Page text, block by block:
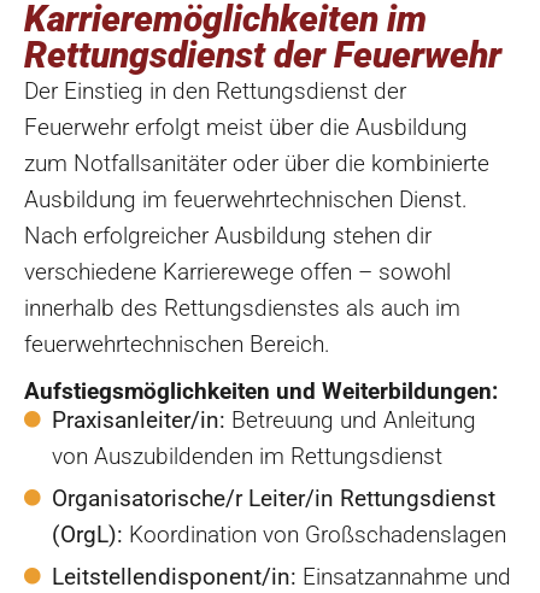
Karrieremöglichkeiten im
Rettungsdienst der Feuerwehr
Der Einstieg in den Rettungsdienst der
Feuerwehr erfolgt meist über die Ausbildung
zum Notfallsanitäter oder über die kombinierte
Ausbildung im feuerwehrtechnischen Dienst.
Nach erfolgreicher Ausbildung stehen dir
verschiedene Karrierewege offen – sowohl
innerhalb des Rettungsdienstes als auch im
feuerwehrtechnischen Bereich.
Aufstiegsmöglichkeiten und Weiterbildungen:
Praxisanleiter/in: Betreuung und Anleitung
von Auszubildenden im Rettungsdienst
Organisatorische/r Leiter/in Rettungsdienst
(OrgL): Koordination von Großschadenslagen
Leitstellendisponent/in: Einsatzannahme und